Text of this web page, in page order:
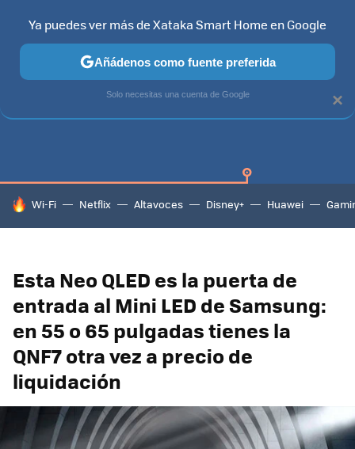
SAMSUNG SMART TV TIZEN SAMSUNG
HOY SE HABLA DE
Wi-Fi Netflix Altavoces Disney+ Huawei
Esta Neo QLED es la puerta de
entrada al Mini LED de Samsung:
en 55 o 65 pulgadas tienes la
QNF7 otra vez a precio de
liquidación
×
Ya puedes ver más de Xataka Smart Home en Google
Añádenos como fuente preferida
Solo necesitas una cuenta de Google